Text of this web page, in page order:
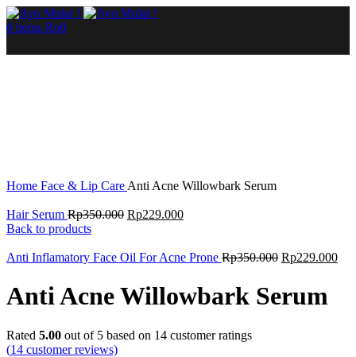
0 items Rp0
Home Face & Lip Care Anti Acne Willowbark Serum
Hair Serum Rp350.000 Rp229.000
Back to products
Anti Inflamatory Face Oil For Acne Prone Rp350.000 Rp229.000
Anti Acne Willowbark Serum
Rated 5.00 out of 5 based on 14 customer ratings
(14 customer reviews)